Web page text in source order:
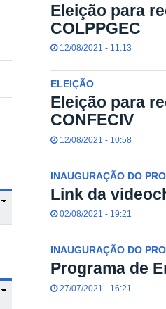
Eleição para
COLPPGEC
12/08/2021 - 11:13
ELEIÇÃO
Eleição para
CONFECIV
12/08/2021 - 10:58
INAUGURAÇÃO DO
Link da
02/08/2021 - 19:21
INAUGURAÇÃO DO
Programa de
27/07/2021 - 16:21